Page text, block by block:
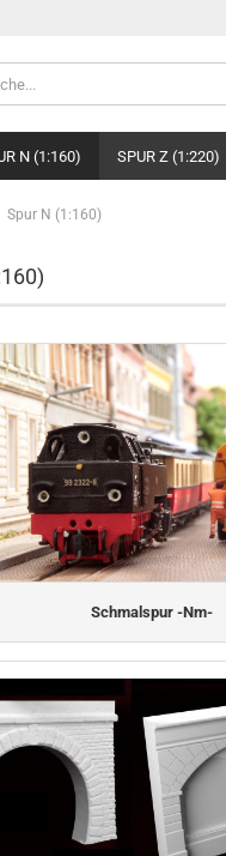
N (1:160) SPUR Z (1:220)
Spur N (1:160)
Schmalspur -Nm-